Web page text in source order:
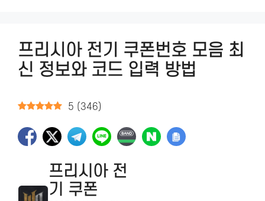
프리시아 전기 쿠폰번호 모음 최
신 정보와 코드 입력 방법
5 ( 346)
프리시아 전
기 쿠폰